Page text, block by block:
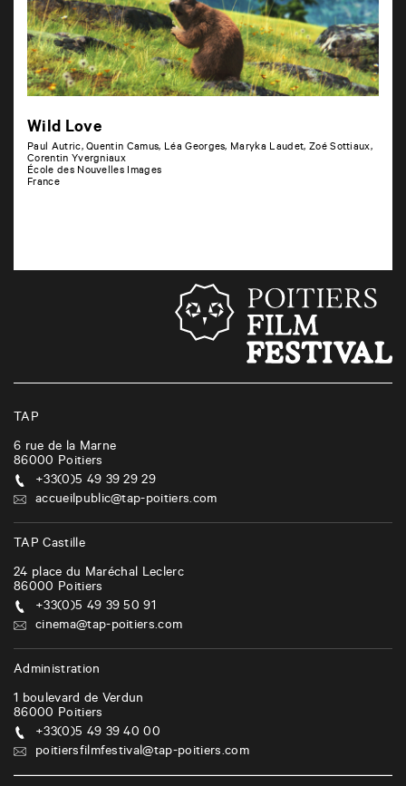
Wild Love
Paul Autric, Quentin Camus, Léa Georges, Maryka Laudet, Zoé Sottiaux,
Corentin Yvergniaux
École des Nouvelles Images
France
TAP
6 rue de la Marne
86000 Poitiers
+33(0)5 49 39 29 29
accueilpublic@tap-poitiers.com
TAP Castille
24 place du Maréchal Leclerc
86000 Poitiers
+33(0)5 49 39 50 91
cinema@tap-poitiers.com
Administration
1 boulevard de Verdun
86000 Poitiers
+33(0)5 49 39 40 00
poitiersfilmfestival@tap-poitiers.com